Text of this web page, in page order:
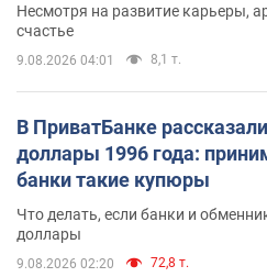
Несмотря на развитие карьеры,
счастье
9.08.2026 04:01 8,1 т.
В ПриватБанке
доллары 1996 года:
банки такие купюры
Что делать, если банки и
доллары
9.08.2026 02:20 72,8 т.